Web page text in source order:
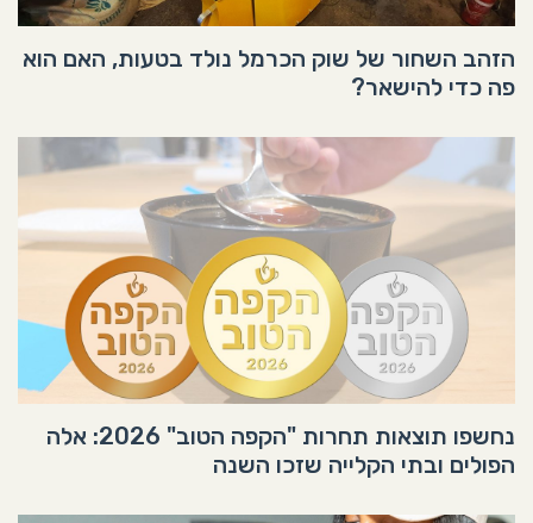
הזהב השחור של שוק הכרמל נולד בטעות, האם הוא
פה כדי להישאר?
נחשפו תוצאות תחרות "הקפה הטוב" 2026: אלה
הפולים ובתי הקלייה שזכו השנה